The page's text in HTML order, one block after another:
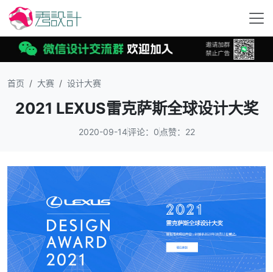
首页 大赛 设计大赛
2021 LEXUS雷克萨斯全球设计大奖
2020-09-14评论：0 点赞：22